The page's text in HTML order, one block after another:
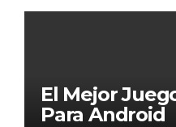
El Mejor
Para Android